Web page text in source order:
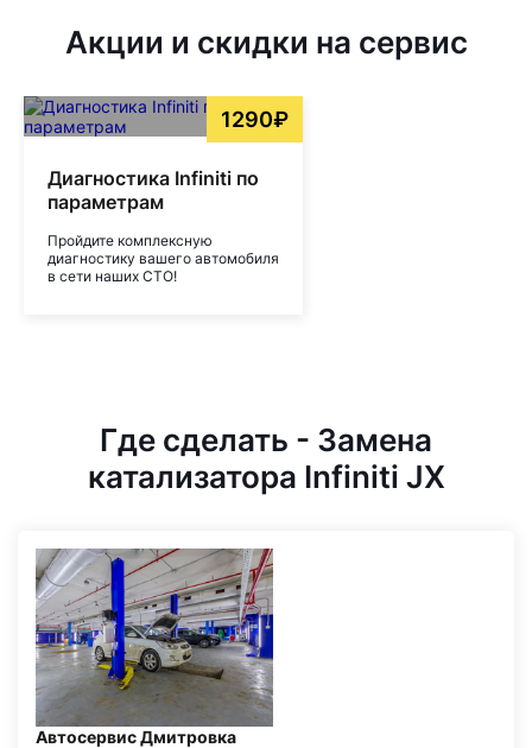
Акции и скидки на сервис
1290₽
Диагностика Infiniti по
параметрам
Пройдите комплексную
диагностику вашего автомобиля
в сети наших СТО!
Где сделать - Замена
катализатора Infiniti JX
Автосервис Дмитровка